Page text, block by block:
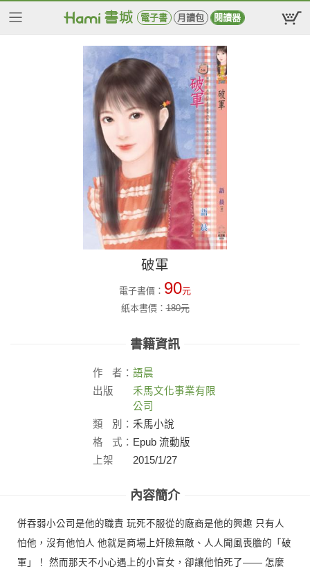
電子書 月讀包 閱讀器
破軍
電子書價： 90元
紙本書價：180元
書籍資訊
作 者： 語晨
出版
禾馬文化事業有限
公司
類
別： 禾馬小說
格
式： Epub 流動版
上架
2015/1/27
內容簡介
併吞弱小公司是他的職責 玩死不服從的廠商是他的興趣 只有人
怕他，沒有他怕人 他就是商場上奸險無敵、人人聞風喪膽的「破
軍」！ 然而那天不小心遇上的小盲女，卻讓他怕死了—— 怎麼